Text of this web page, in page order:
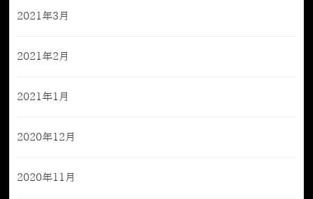
2021年3月
2021年2月
2021年1月
2020年12月
2020年11月